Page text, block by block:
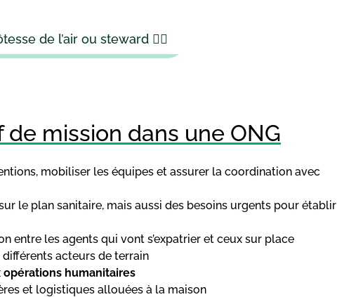
de l’air ou steward 🧑‍✈️
de mission dans une ONG
mobiliser les équipes et assurer la coordination avec
le plan sanitaire, mais aussi des besoins urgents pour établir
entre les agents qui vont s’expatrier et ceux sur place
acteurs de terrain
opérations humanitaires
et logistiques allouées à la maison